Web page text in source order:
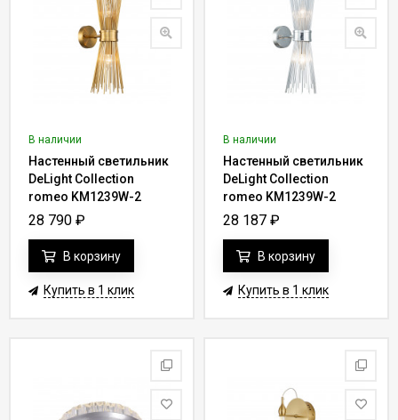
В наличии
Настенный светильник
DeLight Collection
romeo KM1239W-2
brass
28 790 ₽
В корзину
Купить в 1 клик
В наличии
Настенный светильник
DeLight Collection
romeo KM1239W-2
chrome
28 187 ₽
В корзину
Купить в 1 клик